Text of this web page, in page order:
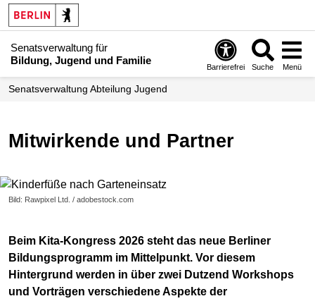
Senatsverwaltung für
Bildung, Jugend und Familie
Barrierefrei Suche Menü
Senats­verwaltung Abteilung Jugend
Mitwirkende und Partner
Bild: Rawpixel Ltd. / adobestock.com
Beim Kita-Kongress 2026 steht das neue Berliner
Bildungsprogramm im Mittelpunkt. Vor diesem
Hintergrund werden in über zwei Dutzend Workshops
und Vorträgen verschiedene Aspekte der